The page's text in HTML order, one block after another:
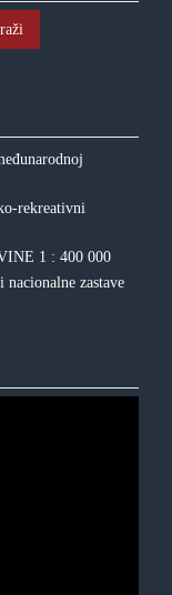
rekreativni
1 : 400 000
zastave